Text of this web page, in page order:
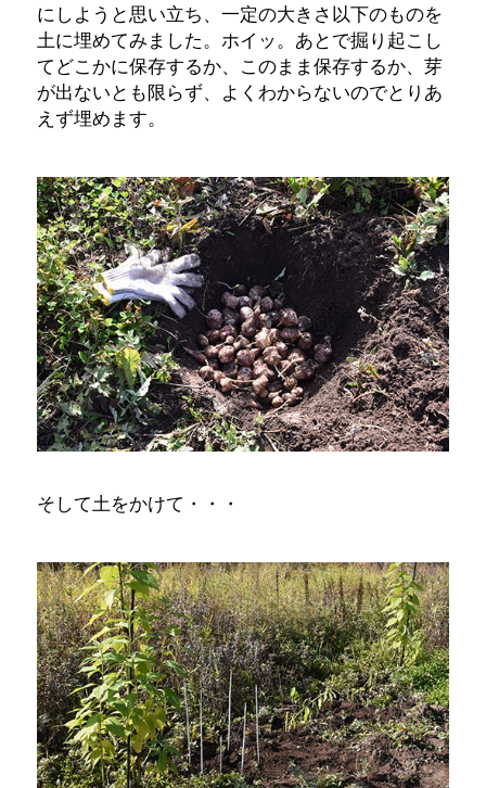
にしようと思い立ち、一定の大きさ以下のものを
土に埋めてみました。ホイッ。あとで掘り起こし
てどこかに保存するか、このまま保存するか、芽
が出ないとも限らず、よくわからないのでとりあ
えず埋めます。
そして土をかけて・・・